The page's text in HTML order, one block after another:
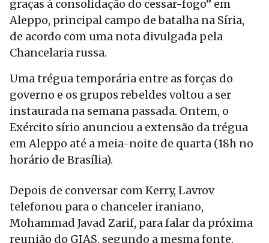
graças à consolidação do cessar-fogo” em
Aleppo, principal campo de batalha na Síria,
de acordo com uma nota divulgada pela
Chancelaria russa.
Uma trégua temporária entre as forças do
governo e os grupos rebeldes voltou a ser
instaurada na semana passada. Ontem, o
Exército sírio anunciou a extensão da trégua
em Aleppo até a meia-noite de quarta (18h no
horário de Brasília).
Depois de conversar com Kerry, Lavrov
telefonou para o chanceler iraniano,
Mohammad Javad Zarif, para falar da próxima
reunião do GIAS, segundo a mesma fonte.